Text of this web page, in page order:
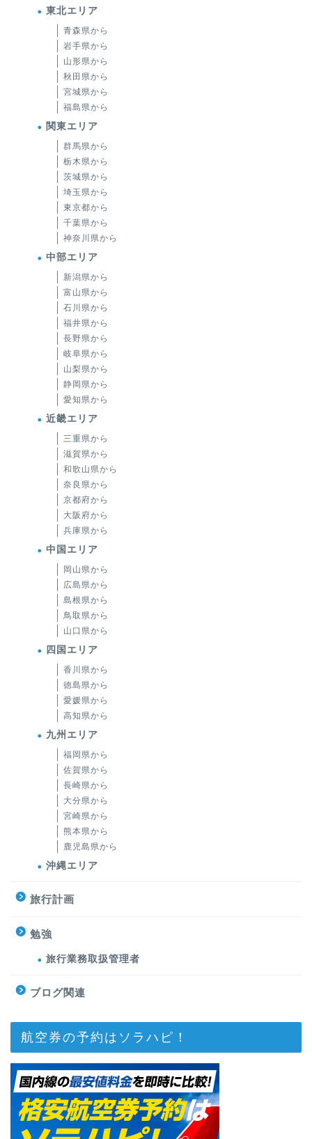
東北エリア
青森県から
岩手県から
山形県から
秋田県から
宮城県から
福島県から
関東エリア
群馬県から
栃木県から
茨城県から
埼玉県から
東京都から
千葉県から
神奈川県から
中部エリア
新潟県から
富山県から
石川県から
福井県から
長野県から
岐阜県から
山梨県から
静岡県から
愛知県から
近畿エリア
三重県から
滋賀県から
和歌山県から
奈良県から
京都府から
大阪府から
兵庫県から
中国エリア
岡山県から
広島県から
島根県から
鳥取県から
山口県から
四国エリア
香川県から
徳島県から
愛媛県から
高知県から
九州エリア
福岡県から
佐賀県から
長崎県から
大分県から
宮崎県から
熊本県から
鹿児島県から
沖縄エリア
旅行計画
勉強
旅行業務取扱管理者
ブログ関連
航空券の予約はソラハピ！